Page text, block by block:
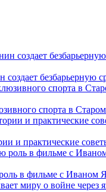
безбарьерную
спорта в
и практические
в фильме с Иваном